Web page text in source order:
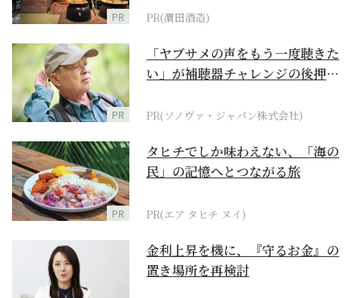
PR PR(濵田酒造)
PR
「ヤブサメの声をもう一度聴きた
い」が補聴器チャレンジの後押し
PR(ソノヴァ・ジャパン株式会社)
PR
タヒチでしか味わえない、「海の
民」の記憶へとつながる旅
PR(エア タヒチ ヌイ)
金利上昇を機に、『守るお金』の
置き場所を再検討